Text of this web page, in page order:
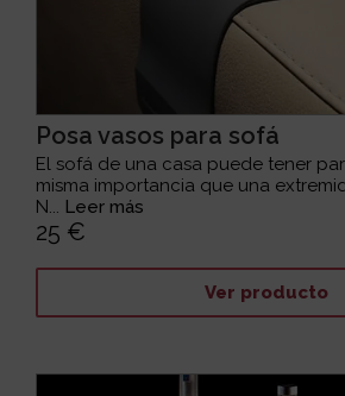
Posa vasos para sofá
El sofá de una casa puede tener
misma importancia que una
N... Leer más
25 €
Ver producto